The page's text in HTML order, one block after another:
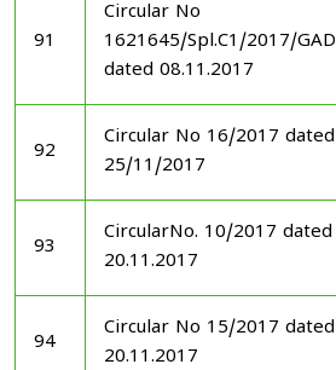
91
Circular No
1621645/Spl.C1/2017/GAD
dated 08.11.2017
92
Circular No 16/2017 dated
25/11/2017
93
CircularNo. 10/2017 dated
20.11.2017
94
Circular No 15/2017 dated
20.11.2017